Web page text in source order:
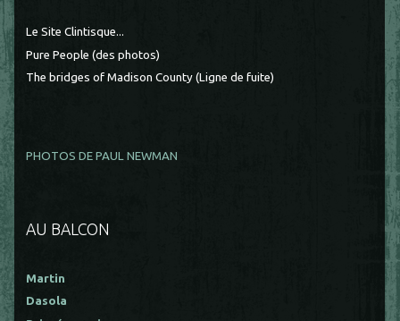
Le Site Clintisque...
Pure People (des photos)
The bridges of Madison County (Ligne de fuite)
PHOTOS DE PAUL NEWMAN
AU BALCON
Martin
Dasola